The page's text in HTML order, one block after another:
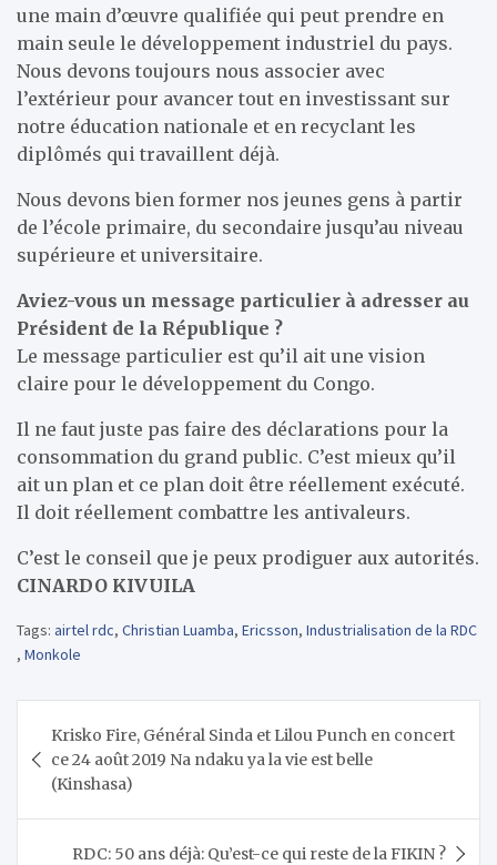
une main d’œuvre qualifiée qui peut prendre en
main seule le développement industriel du pays.
Nous devons toujours nous associer avec
l’extérieur pour avancer tout en investissant sur
notre éducation nationale et en recyclant les
diplômés qui travaillent déjà.
Nous devons bien former nos jeunes gens à partir
de l’école primaire, du secondaire jusqu’au niveau
supérieure et universitaire.
Aviez-vous un message particulier à adresser au
Président de la République ?
Le message particulier est qu’il ait une vision
claire pour le développement du Congo.
Il ne faut juste pas faire des déclarations pour la
consommation du grand public. C’est mieux qu’il
ait un plan et ce plan doit être réellement exécuté.
Il doit réellement combattre les antivaleurs.
C’est le conseil que je peux prodiguer aux autorités.
CINARDO KIVUILA
Tags: airtel rdc, Christian Luamba, Ericsson, Industrialisation de la RDC
, Monkole
de
l’article
Krisko Fire, Général Sinda et Lilou Punch en concert
ce 24 août 2019 Na ndaku ya la vie est belle
(Kinshasa)
RDC: 50 ans déjà: Qu’est-ce qui reste de la FIKIN ?